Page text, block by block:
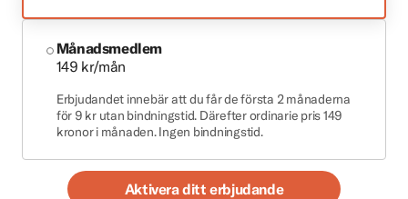
Månadsmedlem
149 kr/mån
Erbjudandet innebär att du får de första 2 månaderna
för 9 kr utan bindningstid. Därefter ordinarie pris 149
kronor i månaden. Ingen bindningstid.
Aktivera ditt erbjudande